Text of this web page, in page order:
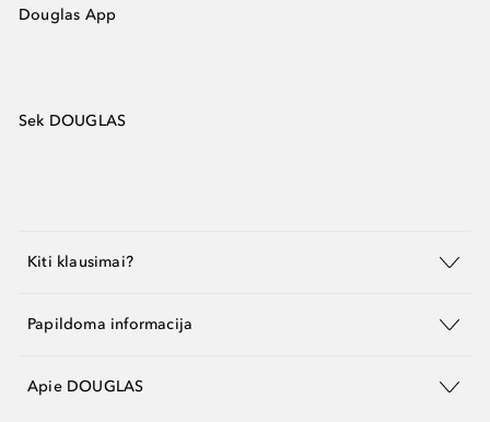
Douglas App
Sek DOUGLAS
Kiti klausimai?
Papildoma informacija
Apie DOUGLAS